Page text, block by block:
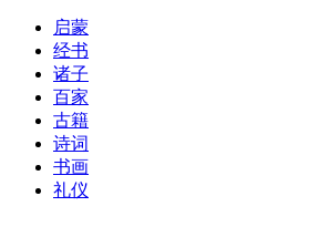
启蒙
经书
诸子
百家
古籍
诗词
书画
礼仪